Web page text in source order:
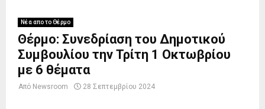
Νέα απο το Θέρμο
Θέρμο: Συνεδρίαση του Δημοτικού
Συμβουλίου την Τρίτη 1 Οκτωβρίου
με 6 θέματα
Από Newsroom 28 Σεπτεμβρίου 2024